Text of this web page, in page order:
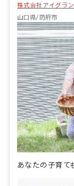
株式会社アイグラン
山口県/防府市